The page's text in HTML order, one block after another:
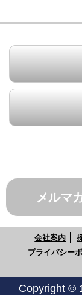
メルマ
会社案内
プライバシー
Copyright ©